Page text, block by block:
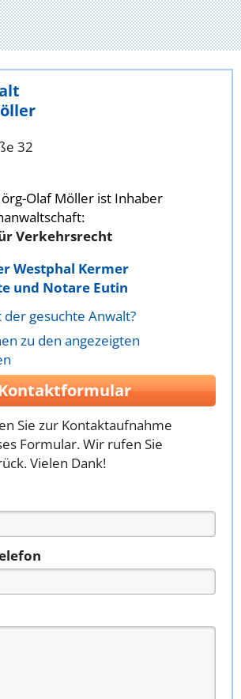
32
Olaf Möller ist Inhaber
Verkehrsrecht
Westphal Kermer
und Notare Eutin
der gesuchte Anwalt?
zu den angezeigten
Sie zur Kontaktaufnahme
Formular. Wir rufen Sie
Vielen Dank!